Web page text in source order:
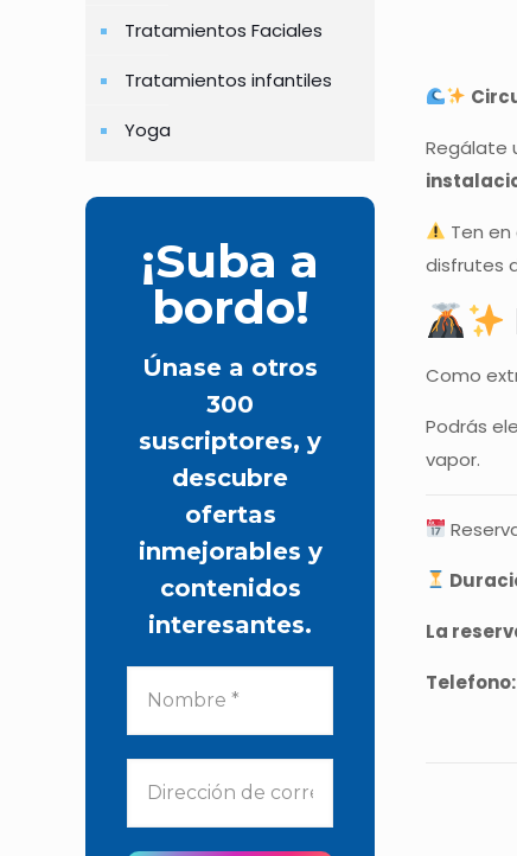
Regálate
Ten
disfrutes
Como
Podrás
vapor.
La
Telefono:
Tratamientos Faciales
Tratamientos infantiles
Yoga
¡Suba a
bordo!
Únase a otros
300
suscriptores, y
descubre
ofertas
inmejorables y
contenidos
interesantes.